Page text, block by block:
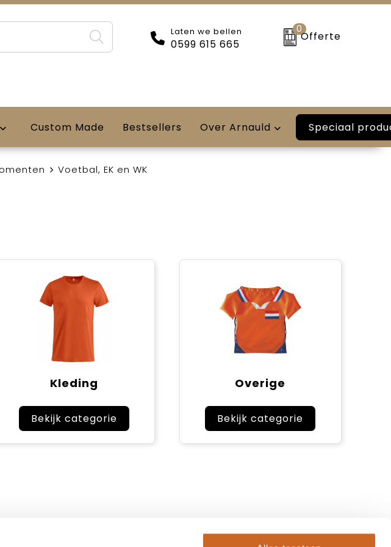
Laten we bellen
0599 615 665
0
Offerte
Custom Made Bestsellers Over Arnauld Speciaal
Voetbal, EK en WK
Kleding
Bekijk categorie
Overige
Bekijk categorie